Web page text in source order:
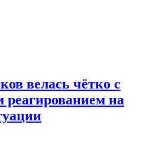
велась чётко с
реагированием на